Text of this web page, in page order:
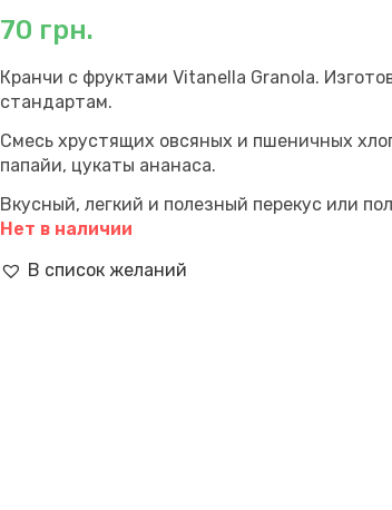
70 грн.
Кранчи с фруктами Vitanella Granola.
стандартам.
Смесь хрустящих овсяных и пшеничных
папайи, цукаты ананаса.
Вкусный, легкий и полезный перекус или
Нет в наличии
В список желаний